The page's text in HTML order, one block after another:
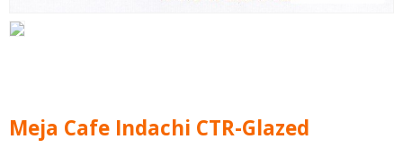
Meja Cafe Indachi CTR-Glazed